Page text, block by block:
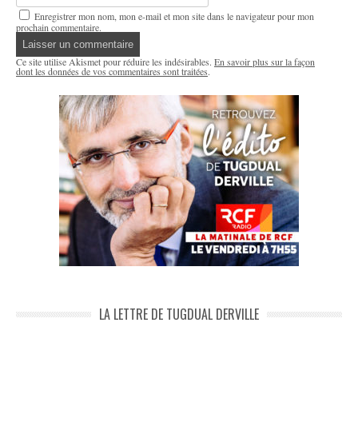
Enregistrer mon nom, mon e-mail et mon site dans le navigateur pour mon
prochain commentaire.
Ce site utilise Akismet pour réduire les indésirables. En savoir plus sur la façon
dont les données de vos commentaires sont traitées.
LA LETTRE DE TUGDUAL DERVILLE